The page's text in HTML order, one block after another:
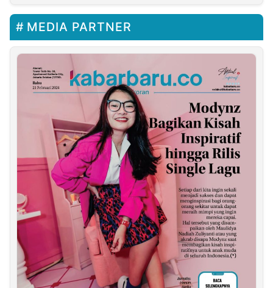
MEDIA PARTNER